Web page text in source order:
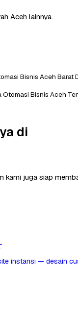
Aceh lainnya.
Bisnis Aceh Barat
Otomasi Bisnis Aceh
di
juga siap
instansi — desain